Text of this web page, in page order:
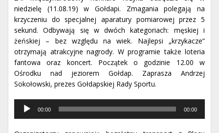
niedzielę (11.08.19) w Gołdapi. Zmagania polegają na
krzyczeniu do specjalnej aparatury pomiarowej przez 5
sekund. Odbywają się w dwóch kategoriach: męskiej i
żeńskiej – bez względu na wiek. Najlepsi „krzykacze”
otrzymają atrakcyjne nagrody. W programie także loteria
fantowa oraz koncert. Początek o godzinie 12.00 w
Ośrodku nad jeziorem Gołdap. Zaprasza Andrzej
Sokołowski, prezes Gołdapskiej Rady Sportu.
Odtwarzacz
muzyki
00:00 00:00